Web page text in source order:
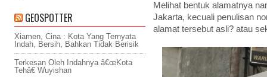
Melihat bentuk alamatnya
Jakarta, kecuali penulisan
alamat tersebut asli? atau
GEOSPOTTER
Xiamen, Cina : Kota Yang Ternyata
Indah, Bersih, Bahkan Tidak Berisik
Terkesan Oleh Indahnya â€œKota
Tehâ€ Wuyishan